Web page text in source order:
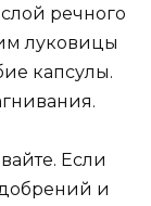
речного
луковицы
капсулы.
Eсли
и